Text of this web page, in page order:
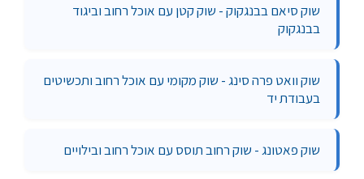
שוק סיאם בבנגקוק - שוק קטן עם אוכל רחוב וביגוד
בבנגקוק
שוק וואט פרה סינג - שוק מקומי עם אוכל רחוב ותכשיטים
בעבודת יד
שוק פאטונג - שוק רחוב תוסס עם אוכל רחוב ובילויים